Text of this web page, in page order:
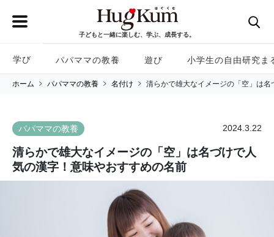
子どもと一緒に楽しむ、学ぶ、成長する。
学び パパママの教養 遊び 小学生の自由研究ま
ホーム パパママの教養 名付け 清らかで雄大なイメージの「空」は
パパママの教養 2024.3.22
清らかで雄大なイメージの「空」は名づけで人
気の漢字！意味やおすすめの名前